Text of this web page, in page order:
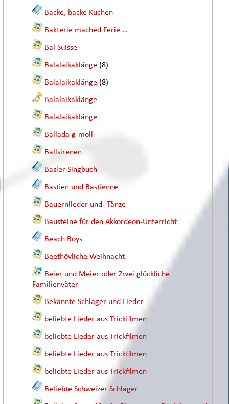
Backe, backe Kuchen
Bakterie mached Ferie …
Bal Suisse
Balalaikaklänge (8)
Balalaikaklänge (8)
Balalaikaklänge
Balalaikaklänge
Ballada g-moll
Ballsirenen
Basler Singbuch
Bastien und Bastienne
Bauernlieder und -Tänze
Bausteine für den Akkordeon-Unterricht
Beach Boys
Beethövliche Weihnacht
Beier und Meier oder Zwei glückliche
Familienväter
Bekannte Schlager und Lieder
beliebte Lieder aus Trickfilmen
beliebte Lieder aus Trickfilmen
beliebte Lieder aus Trickfilmen
beliebte Lieder aus Trickfilmen
Beliebte Schweizer Schlager